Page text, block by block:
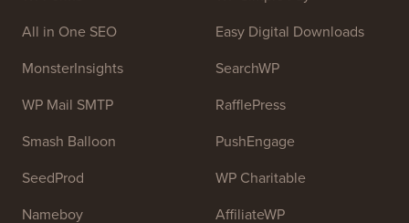
Treten Sie unserem Team bei: Wir stellen ein!
OptinMonster
WPForms
All in One SEO
Duplicator
WP Simple Pay
Easy Digital Downloads